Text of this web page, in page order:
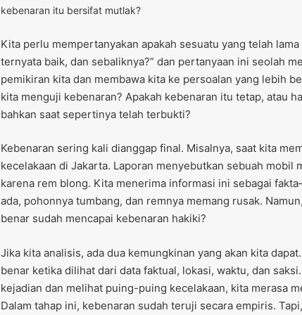
kebenaran itu bersifat mutlak?
Kita perlu mempertanyakan apakah sesuatu yang telah
ternyata baik, dan sebaliknya?” dan pertanyaan ini seolah
pemikiran kita dan membawa kita ke persoalan yang lebih
kita menguji kebenaran? Apakah kebenaran itu tetap, atau
bahkan saat sepertinya telah terbukti?
Kebenaran sering kali dianggap final. Misalnya, saat kita
kecelakaan di Jakarta. Laporan menyebutkan sebuah mobil
karena rem blong. Kita menerima informasi ini sebagai
ada, pohonnya tumbang, dan remnya memang rusak.
benar sudah mencapai kebenaran hakiki?
Jika kita analisis, ada dua kemungkinan yang akan kita
benar ketika dilihat dari data faktual, lokasi, waktu, dan
kejadian dan melihat puing-puing kecelakaan, kita merasa
Dalam tahap ini, kebenaran sudah teruji secara empiris.